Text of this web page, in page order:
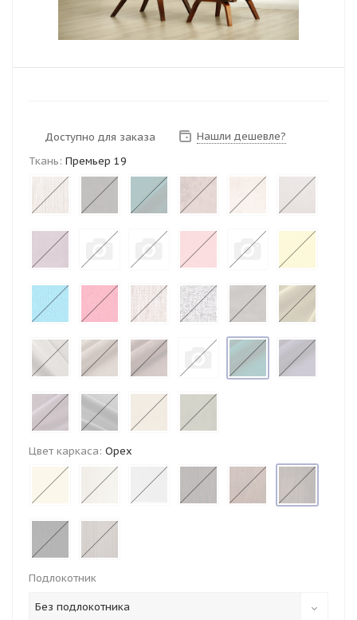
Доступно для заказа
Нашли дешевле?
Ткань: Премьер 19
Цвет каркаса: Орех
Подлокотник
Без подлокотника